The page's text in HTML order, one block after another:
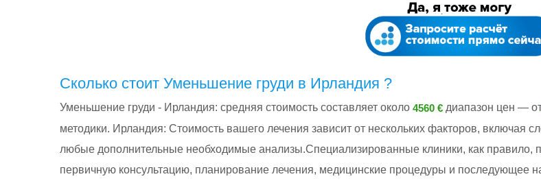
Сколько стоит Уменьшение груди в Ирландия ?
Уменьшение груди - Ирландия: cредняя стоимость составляет около 4560 € диапазон цен —
методики. Ирландия: Стоимость вашего лечения зависит от нескольких факторов, включая
любые дополнительные необходимые анализы.Специализированные клиники, как
первичную консультацию, планирование лечения, медицинские процедуры и последующее